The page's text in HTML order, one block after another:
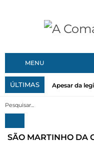
MENU
ÚLTIMAS Apesar da
SÃO MARTINHO DA